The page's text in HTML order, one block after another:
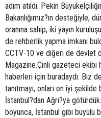
adım atıldı. Pekin
Bakanlığımız?ın desteğiyle,
oranına sahip, iki yayın
de rehberlik yapma imkanı
CCTV-10 ve diğeri de devlet
Magazine.Çinli gazeteci ekibi
haberleri için buradaydı. Biz
tanıtmayı, onları en iyi
İstanbul?dan Ağrı?ya
boyunca, İstanbul gibi büyülü